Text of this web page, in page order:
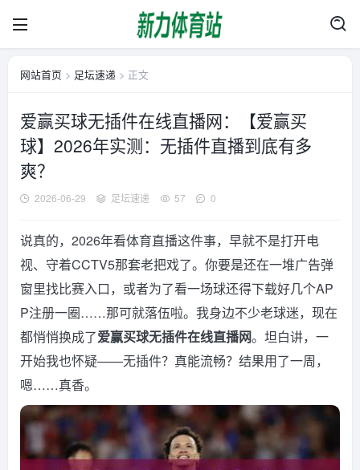
网站首页 > 足坛速递 > 正文
爱赢买球无插件在线直播网：【爱赢买
球】2026年实测：无插件直播到底有多
爽？
2026-06-29 足坛速递 57 0
说真的，2026年看体育直播这件事，早就不是打开电
视、守着CCTV5那套老把戏了。你要是还在一堆广告弹
窗里找比赛入口，或者为了看一场球还得下载好几个AP
P注册一圈……那可就落伍啦。我身边不少老球迷，现在
都悄悄换成了爱赢买球无插件在线直播网。坦白讲，一
开始我也怀疑——无插件？真能流畅？结果用了一周，
嗯……真香。